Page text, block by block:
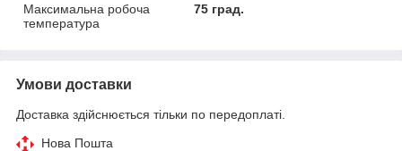
Максимальна робоча
температура
75 град.
Умови доставки
Доставка здійснюється тільки по передоплаті.
Нова Пошта